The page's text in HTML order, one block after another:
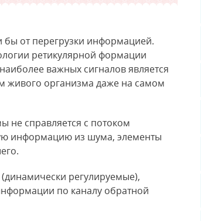
от перегрузки информацией.
ретикулярной формации
важных сигналов является
живого организма даже на самом
не справляется с потоком
информацию из шума, элементы
регулируемые),
по каналу обратной